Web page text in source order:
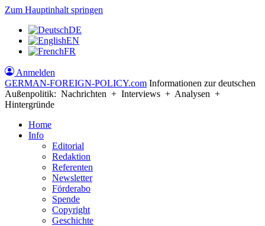
Zum Hauptinhalt springen
DE
EN
FR
Anmelden
GERMAN-FOREIGN-POLICY.com Informationen zur deutschen
Außenpolitik: Nachrichten + Interviews + Analysen +
Hintergründe
Home
Info
Editorial
Redaktion
Referenten
Newsletter
Förderabo
Spende
Copyright
Geschichte